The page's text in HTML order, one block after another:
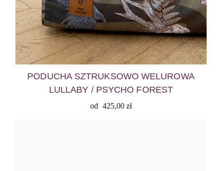
PODUCHA SZTRUKSOWO WELUROWA
LULLABY / PSYCHO FOREST
od 425,00 zł